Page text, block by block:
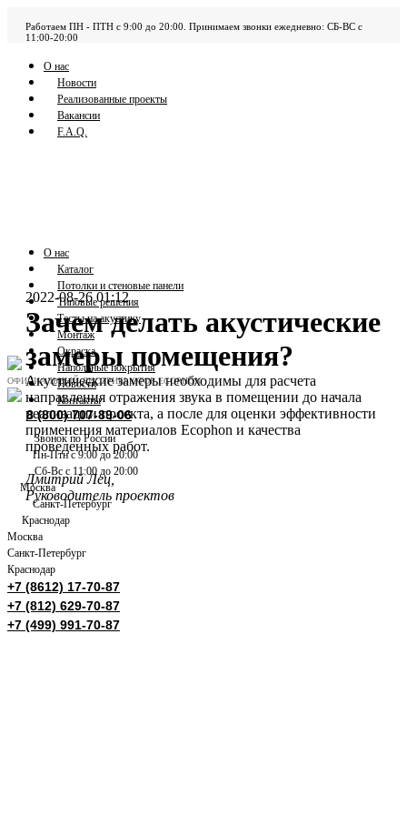
Работаем ПН - ПТН с 9:00 до 20:00. Принимаем звонки ежедневно: СБ-ВС с
11:00-20:00
О нас
Новости
Реализованные проекты
Вакансии
F.A.Q.
ОФИЦИАЛЬНЫЙ ДИСТРИБЬЮТОР ECOPHON
8 (800) 707-89-06
Звонок по России
Пн-Птн с 9:00 до 20:00
Сб-Вс с 11:00 до 20:00
Москва
Санкт-Петербург
Краснодар
Москва
Санкт-Петербург
Краснодар
+7 (8612) 17-70-87
+7 (812) 629-70-87
+7 (499) 991-70-87
О нас
Каталог
Потолки и стеновые панели
Типовые решения
Тесты на акустику
Монтаж
Окраска
Напольные покрытия
Новости
Контакты
2022-08-26 01:12
Зачем делать акустические
замеры помещения?
Акустические замеры необходимы для расчета
направления отражения звука в помещении до начала
реализации проекта, а после для оценки эффективности
применения материалов Ecophon и качества
проведенных работ.
Дмитрий Лец,
Руководитель проектов